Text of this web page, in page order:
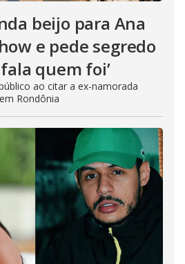
beijo para Ana
e pede segredo
quem foi’
ao citar a ex-namorada
Rondônia